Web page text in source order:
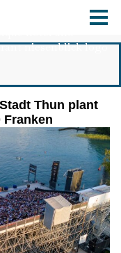
Thun plant
Franken